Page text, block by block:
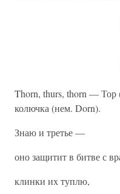
Thorn, thurs, thorn —
колючка (нем. Dorn).
Знаю и третье —
оно защитит в битве с
клинки их туплю,